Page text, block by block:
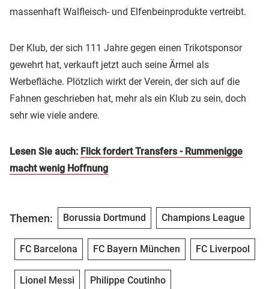
massenhaft Walfleisch- und Elfenbeinprodukte vertreibt.
Der Klub, der sich 111 Jahre gegen einen Trikotsponsor
gewehrt hat, verkauft jetzt auch seine Ärmel als
Werbefläche. Plötzlich wirkt der Verein, der sich auf die
Fahnen geschrieben hat, mehr als ein Klub zu sein, doch
sehr wie viele andere.
Lesen Sie auch: Flick fordert Transfers - Rummenigge
macht wenig Hoffnung
Themen: Borussia Dortmund Champions League
FC Barcelona FC Bayern München FC Liverpool
Lionel Messi Philippe Coutinho